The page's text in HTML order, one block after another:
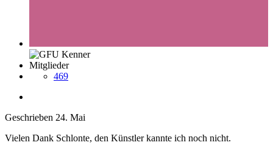
Mitglieder
469
Geschrieben 24. Mai
Vielen Dank Schlonte, den Künstler kannte ich noch nicht.